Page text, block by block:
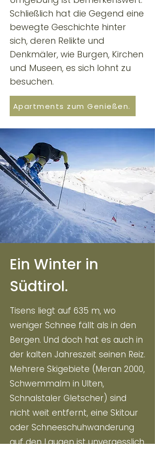
Schließlich hat die Gegend eine
bewegte Geschichte hinter
sich, deren Relikte und
Denkmäler, wie Burgen, Kirchen
und Museen, es sich lohnt zu
besuchen.
Apartments zum Genießen.
Ein Winter in
Südtirol.
Tisens liegt auf 635 m, wo
weniger Schnee fällt als in den
Bergen. Und doch hat es auch in
der kalten Jahreszeit seinen Reiz.
Mehrere Skigebiete (Meran 2000,
Schwemmalm in Ulten,
Schnalstaler Gletscher) sind
nicht weit entfernt, eine Skitour
oder Schneeschuhwanderung
auf den Laugen ist unvergesslich